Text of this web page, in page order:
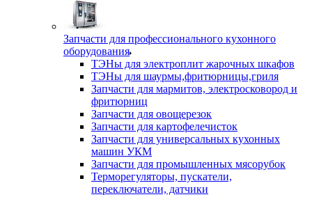
Запчасти для профессионального кухонного
оборудования
ТЭНы для электроплит жарочных шкафов
ТЭНы для шаурмы,фритюрницы,гриля
Запчасти для мармитов, электросковород и
фритюрниц
Запчасти для овощерезок
Запчасти для картофелечисток
Запчасти для универсальных кухонных
машин УКМ
Запчасти для промышленных мясорубок
Терморегуляторы, пускатели,
переключатели, датчики